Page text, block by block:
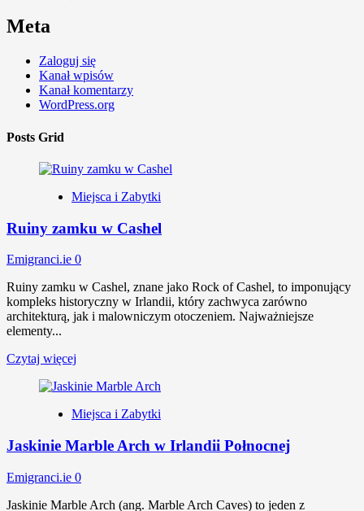
Meta
Zaloguj się
Kanał wpisów
Kanał komentarzy
WordPress.org
Posts Grid
Miejsca i Zabytki
Ruiny zamku w Cashel
Emigranci.ie 0
Ruiny zamku w Cashel, znane jako Rock of Cashel, to imponujący
kompleks historyczny w Irlandii, który zachwyca zarówno
architekturą, jak i malowniczym otoczeniem. Najważniejsze
elementy...
Czytaj więcej
Miejsca i Zabytki
Jaskinie Marble Arch w Irlandii Połnocnej
Emigranci.ie 0
Jaskinie Marble Arch (ang. Marble Arch Caves) to jeden z